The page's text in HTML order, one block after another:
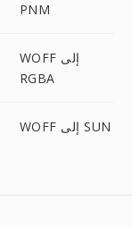
PNM
WOFF إلى
RGBA
WOFF إلى SUN